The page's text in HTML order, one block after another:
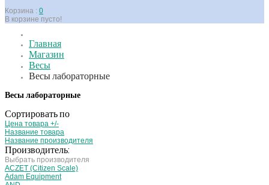
Корзина : 0
В корзине пусто!
Главная
Магазин
Весы
Весы лабораторные
Весы лабораторные
Сортировать по
Цена товара +/-
Название товара
Название производителя
Производитель:
Выбрать производителя
ACZET (Citizen Scale)
Adam Equipment